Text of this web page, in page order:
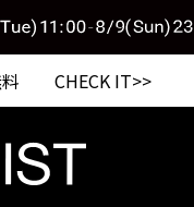
料 CHECK IT>>